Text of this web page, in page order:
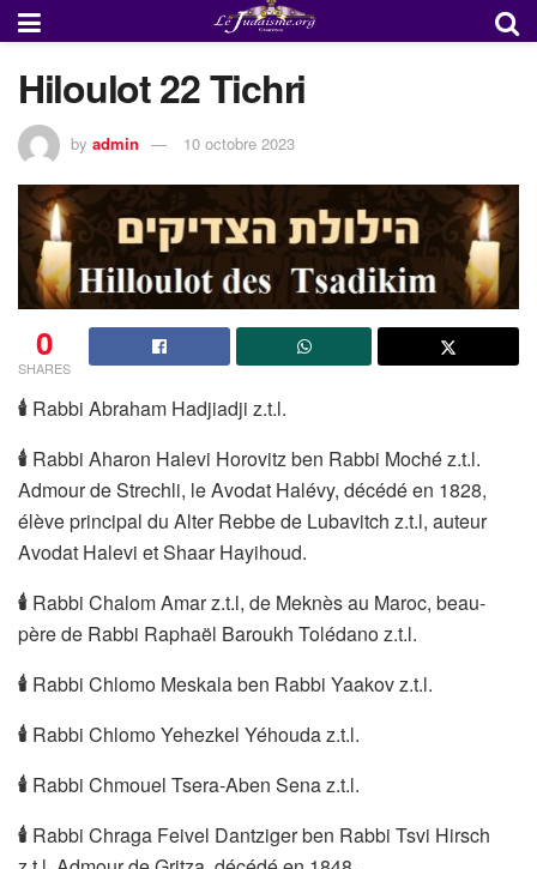
Hiloulot 22 Tichri
by admin 10 octobre 2023
0
SHARES
🕯 Rabbi Abraham Hadjiadji z.t.l.
🕯 Rabbi Aharon Halevi Horovitz ben Rabbi Moché z.t.l.
Admour de Strechli, le Avodat Halévy, décédé en 1828,
élève principal du Alter Rebbe de Lubavitch z.t.l, auteur
Avodat Halevi et Shaar Hayihoud.
🕯 Rabbi Chalom Amar z.t.l, de Meknès au Maroc, beau-
père de Rabbi Raphaël Baroukh Tolédano z.t.l.
🕯 Rabbi Chlomo Meskala ben Rabbi Yaakov z.t.l.
🕯 Rabbi Chlomo Yehezkel Yéhouda z.t.l.
🕯 Rabbi Chmouel Tsera-Aben Sena z.t.l.
🕯 Rabbi Chraga Feivel Dantziger ben Rabbi Tsvi Hirsch